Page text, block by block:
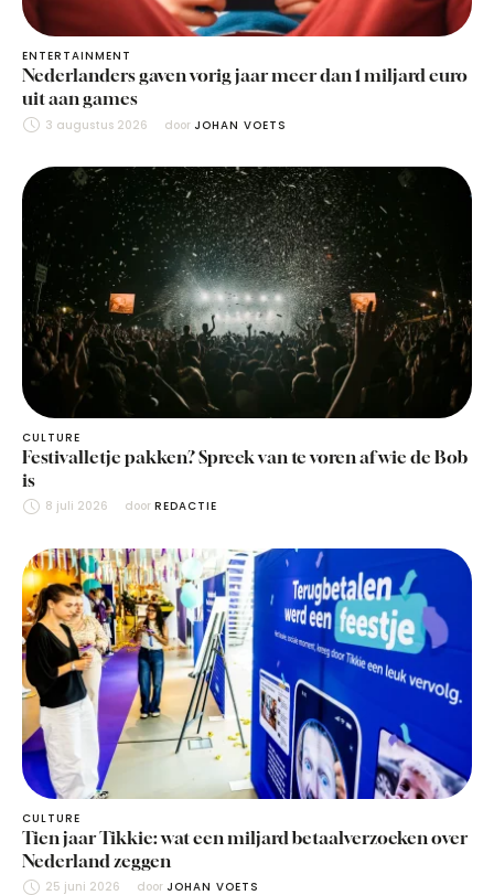
ENTERTAINMENT
Nederlanders gaven vorig jaar meer dan 1 miljard euro
uit aan games
3 augustus 2026 door JOHAN VOETS
CULTURE
Festivalletje pakken? Spreek van te voren af wie de Bob
is
8 juli 2026 door REDACTIE
CULTURE
Tien jaar Tikkie: wat een miljard betaalverzoeken over
Nederland zeggen
25 juni 2026 door JOHAN VOETS